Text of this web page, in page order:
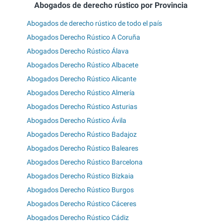
Abogados de derecho rústico por Provincia
Abogados de derecho rústico de todo el país
Abogados Derecho Rústico A Coruña
Abogados Derecho Rústico Álava
Abogados Derecho Rústico Albacete
Abogados Derecho Rústico Alicante
Abogados Derecho Rústico Almería
Abogados Derecho Rústico Asturias
Abogados Derecho Rústico Ávila
Abogados Derecho Rústico Badajoz
Abogados Derecho Rústico Baleares
Abogados Derecho Rústico Barcelona
Abogados Derecho Rústico Bizkaia
Abogados Derecho Rústico Burgos
Abogados Derecho Rústico Cáceres
Abogados Derecho Rústico Cádiz